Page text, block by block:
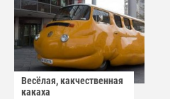
Весёлая, какчественная
какаха